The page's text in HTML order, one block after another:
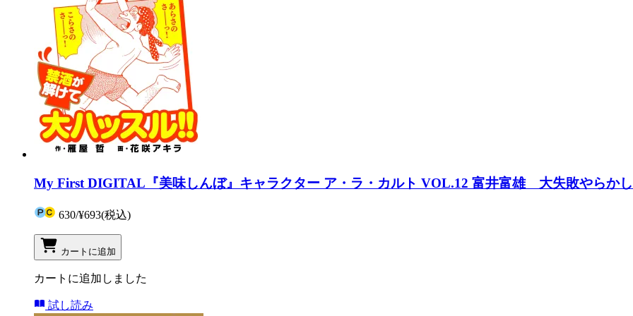
My First DIGITAL『美味しんぼ』キャラクター ア・ラ・カルト VOL.12 富井富雄 大失敗やらかし
630/¥693(税込)
カートに追加
カートに追加しました
試し読み